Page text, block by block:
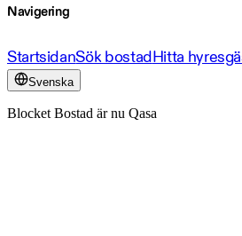
Navigering
StartsidanSök bostadHitta
Svenska
Blocket Bostad är nu Qasa